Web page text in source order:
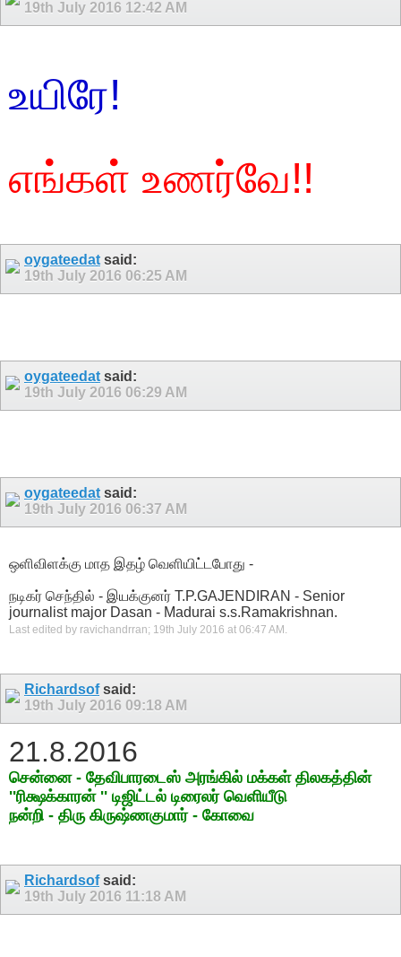
19th July 2016 12:42 AM
உயிரே!
எங்கள் உணர்வே!!
oygateedat said:
19th July 2016 06:25 AM
oygateedat said:
19th July 2016 06:29 AM
oygateedat said:
19th July 2016 06:37 AM
ஒளிவிளக்கு மாத இதழ் வெளியிட்டபோது -
நடிகர் செந்தில் - இயக்குனர் T.P.GAJENDIRAN - Senior
journalist major Dasan - Madurai s.s.Ramakrishnan.
Last edited by ravichandrran; 19th July 2016 at 06:47 AM
Richardsofsaid:
19th July 2016 09:18 AM
21.8.2016
சென்னை - தேவிபாரடைஸ் அரங்கில் மக்கள் திலகத்தின்
''ரிக்ஷக்காரன் '' டிஜிட்டல் டிரைலர் வெளியீடு
நன்றி - திரு கிருஷ்ணகுமார் - கோவை
Richardsofsaid:
19th July 2016 11:18 AM